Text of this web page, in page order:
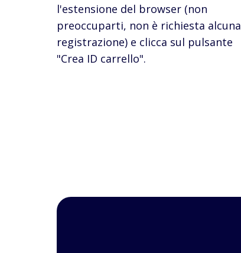
l'estensione del browser (non
preoccuparti, non è richiesta alcuna
registrazione) e clicca sul pulsante
"Crea ID carrello".